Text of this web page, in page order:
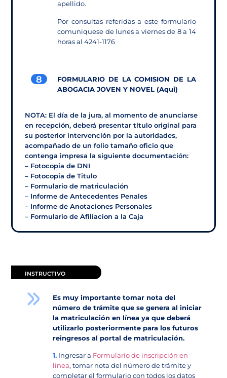
apellido.
Por consultas referidas a este formulario
comuniquese de lunes a viernes de 8 a 14
horas al 4241-1176
8
FORMULARIO DE LA COMISION DE LA
ABOGACIA JOVEN Y NOVEL (Aqui)
NOTA: El día de la jura, al momento de anunciarse
en recepción, deberá presentar título original para
su posterior intervención por la autoridades,
acompañado de un folio tamaño oficio que
contenga impresa la siguiente documentación:
– Fotocopia de DNI
– Fotocopia de Titulo
– Formulario de matriculación
– Informe de Antecedentes Penales
– Informe de Anotaciones Personales
– Formulario de Afiliacion a la Caja
INSTRUCTIVO
Es muy importante tomar nota del
número de trámite que se genera al iniciar
la matriculación en línea ya que deberá
utilizarlo posteriormente para los futuros
reingresos al portal de matriculación.
1. Ingresar a Formulario de inscripción en
línea, tomar nota del número de trámite y
completar el formulario con todos los datos